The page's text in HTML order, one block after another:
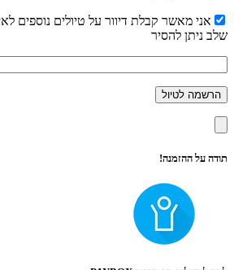
אני מאשר קבלת דיוור על טיולים נוספים
שלב ניתן להסיר
תודה על ההזמנה!